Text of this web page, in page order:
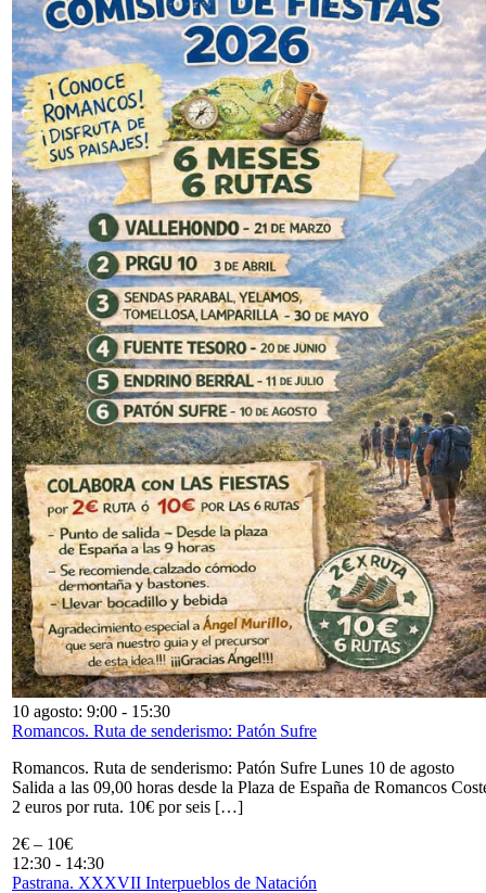
10 agosto: 9:00 - 15:30
Romancos. Ruta de senderismo: Patón Sufre
Romancos. Ruta de senderismo: Patón Sufre Lunes 10 de agosto
Salida a las 09,00 horas desde la Plaza de España de Romancos
2 euros por ruta. 10€ por seis […]
2€ – 10€
12:30 - 14:30
Pastrana. XXXVII Interpueblos de Natación